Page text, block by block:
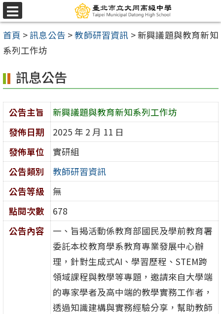
跳
至
主
要
容
區
選
單
首頁 >訊息公告 >教師研習資訊 >新興議題與教育新知
系列工作坊
訊息公告
公告主旨
新興議題與教育新知系列工作坊
發佈日期
2025 年 2 月 11 日
發佈單位
實研組
公告類別
教師研習資訊
公告等級
無
點閱次數
678
公告內容
一、旨揭活動係教育部國民及學前教育署
委託本校教育學系教育專業發展中心辦
理，針對生成式AI、學習歷程、STEM跨
領域課程與教學等專題，邀請來自大學端
的專家學者及高中端的教學實務工作者，
透過知識建構與實務經驗分享，幫助教師